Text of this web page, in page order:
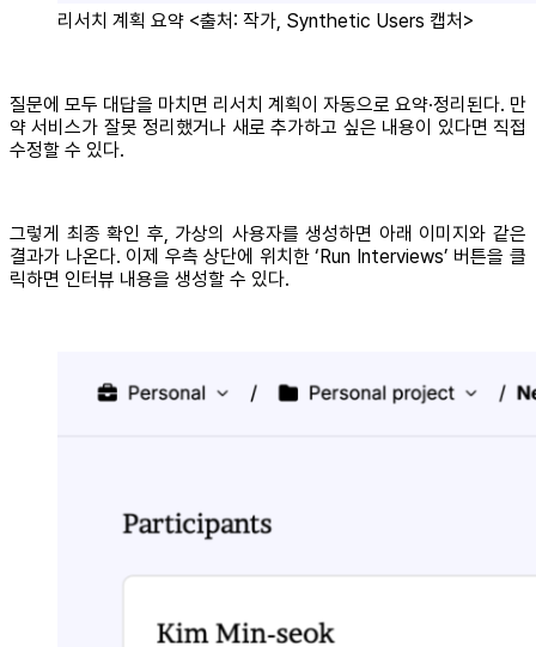
리서치 계획 요약 <출처: 작가, Synthetic Users 캡처>
질문에 모두 대답을 마치면 리서치 계획이 자동으로 요약·정리된다. 만
약 서비스가 잘못 정리했거나 새로 추가하고 싶은 내용이 있다면 직접
수정할 수 있다.
그렇게 최종 확인 후, 가상의 사용자를 생성하면 아래 이미지와 같은
결과가 나온다. 이제 우측 상단에 위치한 ‘Run Interviews’ 버튼을 클
릭하면 인터뷰 내용을 생성할 수 있다.